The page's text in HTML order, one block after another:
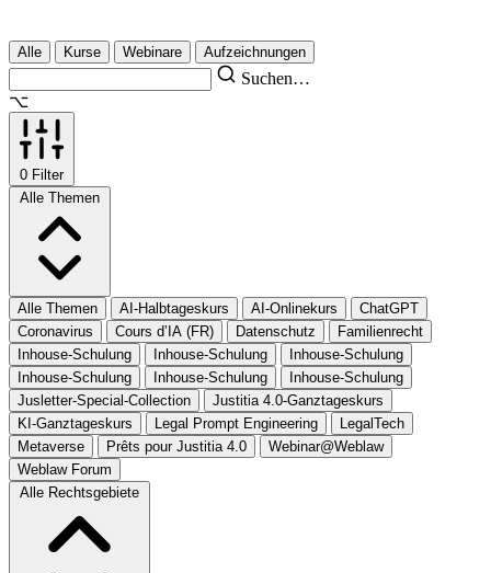
Alle Kurse Webinare Aufzeichnungen
Suchen…
⌥
0 Filter
Alle Themen
Alle Themen AI-Halbtageskurs AI-Onlinekurs
ChatGPT
Coronavirus
Cours d’IA (FR) Datenschutz
Familienrecht
Inhouse-Schulung
Inhouse-Schulung
Inhouse-Schulung
Inhouse-Schulung
Inhouse-Schulung
Inhouse-Schulung
Jusletter-Special-Collection
Justitia 4.0-Ganztageskurs
KI-Ganztageskurs
Legal Prompt Engineering
LegalTech
Metaverse
Prêts pour Justitia 4.0
Webinar@Weblaw
Weblaw Forum
Alle Rechtsgebiete